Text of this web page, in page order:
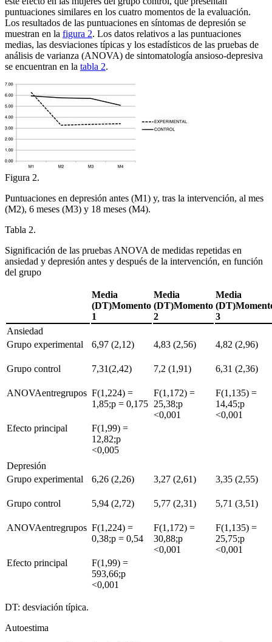
puntuaciones similares en los cuatro momentos de la evaluación.
Los resultados de las puntuaciones en síntomas de depresión se
muestran en la figura 2. Los datos relativos a las puntuaciones
medias, las desviaciones típicas y los estadísticos de las pruebas de
análisis de varianza (ANOVA) de sintomatología ansioso-depresiva
se encuentran en la tabla 2.
Figura 2.
Puntuaciones en depresión antes (M1) y, tras la intervención, al mes
(M2), 6 meses (M3) y 18 meses (M4).
Tabla 2.
Significación de las pruebas ANOVA de medidas repetidas en
ansiedad y depresión antes y después de la intervención, en función
del grupo
Media
(DT)Momento
1
Media
(DT)Momento
2
Media
3
Ansiedad
Grupo experimental
6,97 (2,12) 4,83 (2,56) 4,82 (2,96)
Grupo control 7,31(2,42) 7,2 (1,91) 6,31 (2,36)
ANOVAentregrupos F(1,224) =
1,85;p = 0,175
F(1,172) =
25,38;p
<0,001
F(1,135) =
14,45;p
<0,001
Efecto principal
F(1,99) =
12,82;p
<0,005
Depresión
Grupo experimental
6,26 (2,26) 3,27 (2,61) 3,35 (2,55)
Grupo control 5,94 (2,72) 5,77 (2,31) 5,71 (3,51)
ANOVAentregrupos F(1,224) =
0,38;p = 0,54
F(1,172) =
30,88;p
<0,001
F(1,135) =
25,75;p
<0,001
Efecto principal
F(1,99) =
593,66;p
<0,001
DT: desviación típica.
Autoestima